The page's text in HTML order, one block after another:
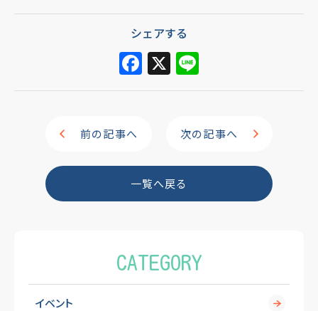
シェアする
F
a
o
o
X
n
前の記事へ 次の記事へ
一覧へ戻る
CATEGORY
イベント